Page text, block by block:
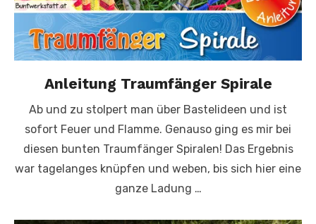
Anleitung Traumfänger Spirale
Ab und zu stolpert man über Bastelideen und ist
sofort Feuer und Flamme. Genauso ging es mir bei
diesen bunten Traumfänger Spiralen! Das Ergebnis
war tagelanges knüpfen und weben, bis sich hier eine
ganze Ladung …